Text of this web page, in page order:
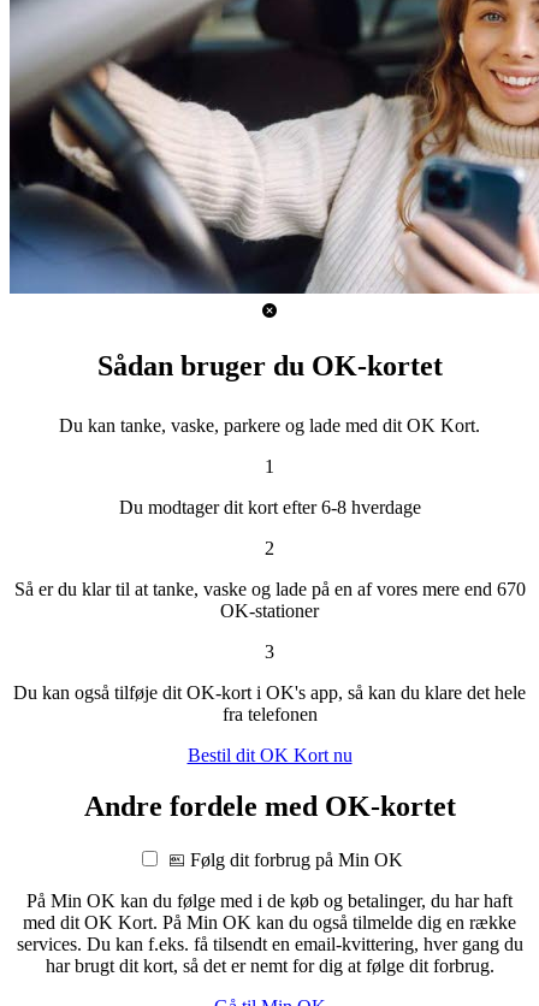
Sådan bruger du OK-kortet
Du kan tanke, vaske, parkere og lade med dit OK Kort.
1
Du modtager dit kort efter 6-8 hverdage
2
Så er du klar til at tanke, vaske og lade på en af vores mere end 670
OK-stationer
3
Du kan også tilføje dit OK-kort i OK's app, så kan du klare det hele
fra telefonen
Bestil dit OK Kort nu
Andre fordele med OK-kortet
Følg dit forbrug på Min OK
På Min OK kan du følge med i de køb og betalinger, du har haft
med dit OK Kort. På Min OK kan du også tilmelde dig en række
services. Du kan f.eks. få tilsendt en email-kvittering, hver gang du
har brugt dit kort, så det er nemt for dig at følge dit forbrug.